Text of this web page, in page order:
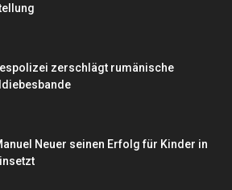
zerschlägt rumänische
Neuer seinen Erfolg für Kinder in